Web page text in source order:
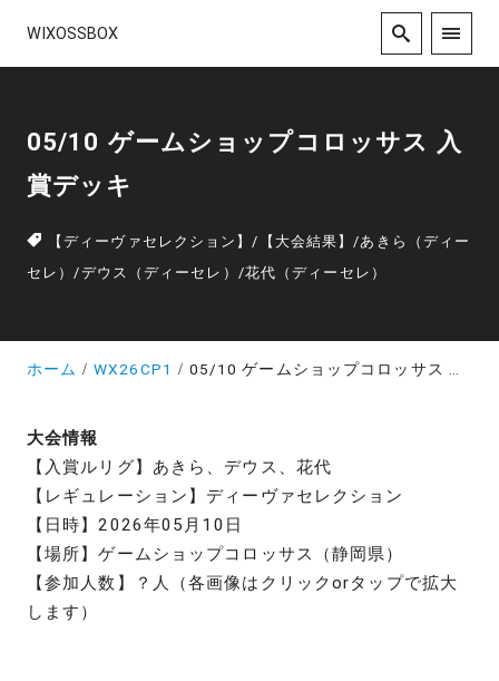
WIXOSSBOX
05/10 ゲームショップコロッサス 入
賞デッキ
【ディーヴァセレクション】/ 【大会結果】/あきら（ディー
セレ）/デウス（ディーセレ） /花代（ディーセレ）
ホーム WX26CP1 05/10 ゲームショップコロッサス 入賞デッキ
大会情報
【入賞ルリグ】あきら、デウス、花代
【レギュレーション】ディーヴァセレクション
【日時】2026年05月10日
【場所】ゲームショップコロッサス（静岡県）
【参加人数】？人（各画像はクリックorタップで拡大
します）